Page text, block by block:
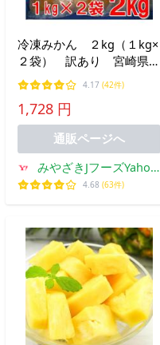
冷凍みかん ２kg（１kg×
２袋） 訳あり 宮崎県
産 温州みかん ご自宅
用 ご家庭用
4.17 (42件)
1,728 円
通販ページへ
みやざきJフーズYahoo!
店
4.68 (63件)